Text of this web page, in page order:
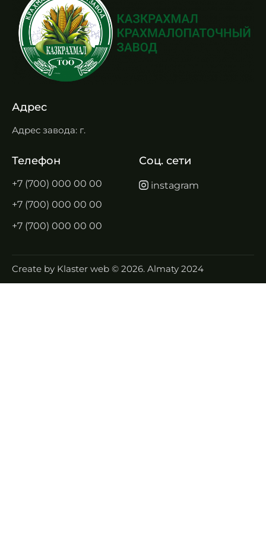
Адрес
Адрес завода: г.
Телефон
+7 (700) 000 00 00
+7 (700) 000 00 00
+7 (700) 000 00 00
Соц. сети
instagram
Create by Klaster web © 2026. Almaty 2024